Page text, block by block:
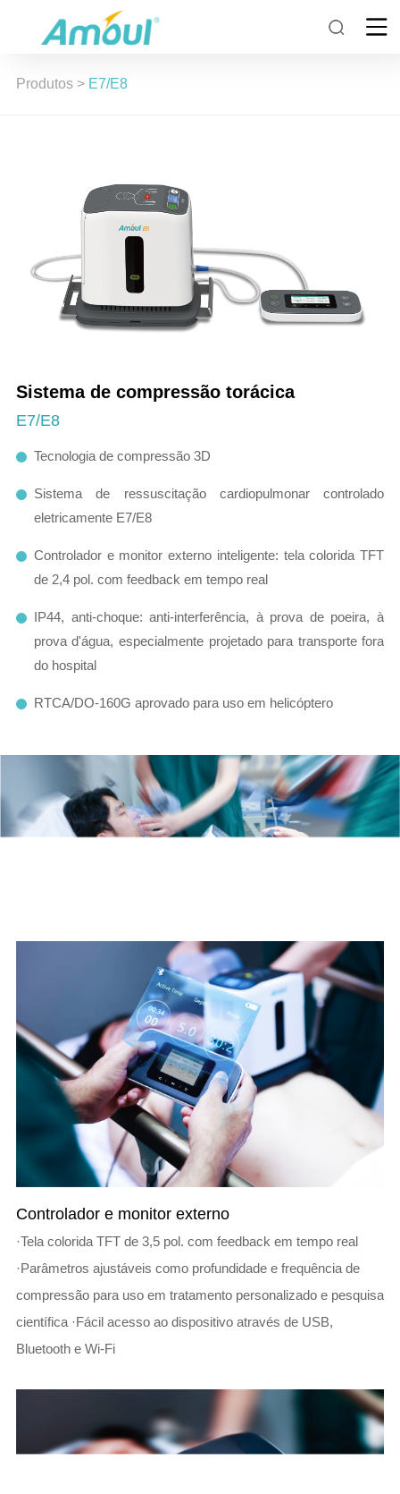
Produtos> E7/E8
Sistema de compressão torácica
E7/E8
Tecnologia de compressão 3D
Sistema de ressuscitação cardiopulmonar controlado
eletricamente E7/E8
Controlador e monitor externo inteligente: tela colorida TFT
de 2,4 pol. com feedback em tempo real
IP44, anti-choque: anti-interferência, à prova de poeira, à
prova d'água, especialmente projetado para transporte fora
do hospital
RTCA/DO-160G aprovado para uso em helicóptero
Controlador e monitor externo
·Tela colorida TFT de 3,5 pol. com feedback em tempo real
·Parâmetros ajustáveis como profundidade e frequência de
compressão para uso em tratamento personalizado e pesquisa
científica ·Fácil acesso ao dispositivo através de USB,
Bluetooth e Wi-Fi